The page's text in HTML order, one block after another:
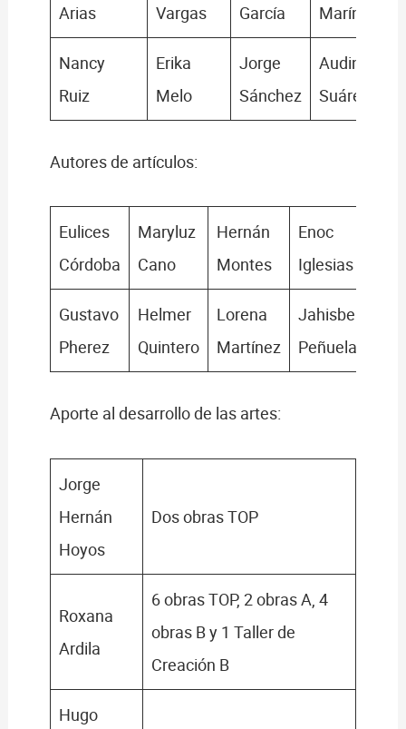
Arias
Vargas
García
Marín
Nancy
Ruiz
Erika
Melo
Jorge
Sánchez
Audin
Suárez
Autores de artículos:
Eulices
Córdoba
Maryluz
Cano
Hernán
Montes
Enoc
Iglesias
Gustavo
Pherez
Helmer
Quintero
Lorena
Martínez
Jahisber
Peñuela
Aporte al desarrollo de las artes:
Jorge
Hernán
Hoyos
Dos obras TOP
Roxana
Ardila
6 obras TOP, 2 obras A, 4
obras B y 1 Taller de
Creación B
Hugo